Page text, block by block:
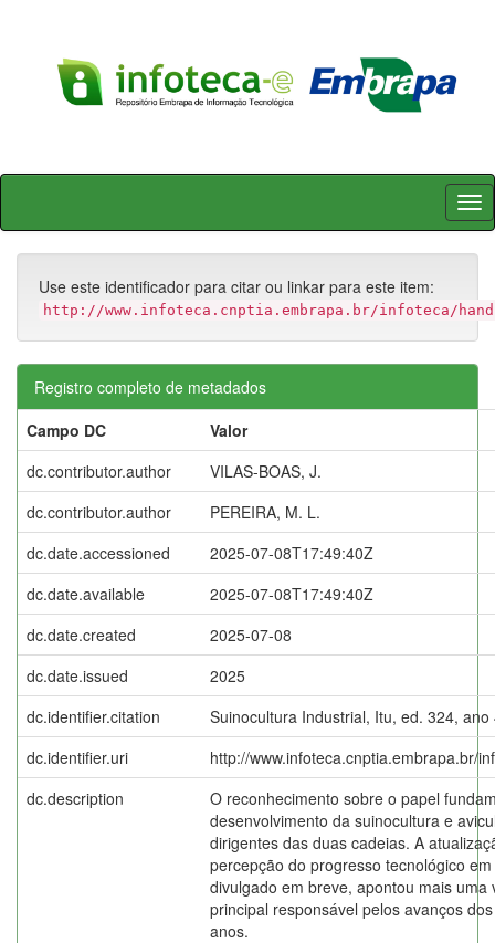
Skip
Use este identificador para citar ou linkar para este item:
http://www.infoteca.cnptia.embrapa.br/infoteca/
Registro completo de metadados
Campo DC
Valor
dc.contributor.author
VILAS-BOAS, J.
dc.contributor.author
PEREIRA, M. L.
dc.date.accessioned
2025-07-08T17:49:40Z
dc.date.available
2025-07-08T17:49:40Z
dc.date.created
2025-07-08
dc.date.issued
2025
dc.identifier.citation
Suinocultura Industrial, Itu, ed. 324,
dc.identifier.uri
http://www.infoteca.cnptia.embrapa.br/
dc.description
O reconhecimento sobre o papel
desenvolvimento da suinocultura e
dirigentes das duas cadeias. A
percepção do progresso tecnológico
divulgado em breve, apontou mais uma
principal responsável pelos avanços
anos.